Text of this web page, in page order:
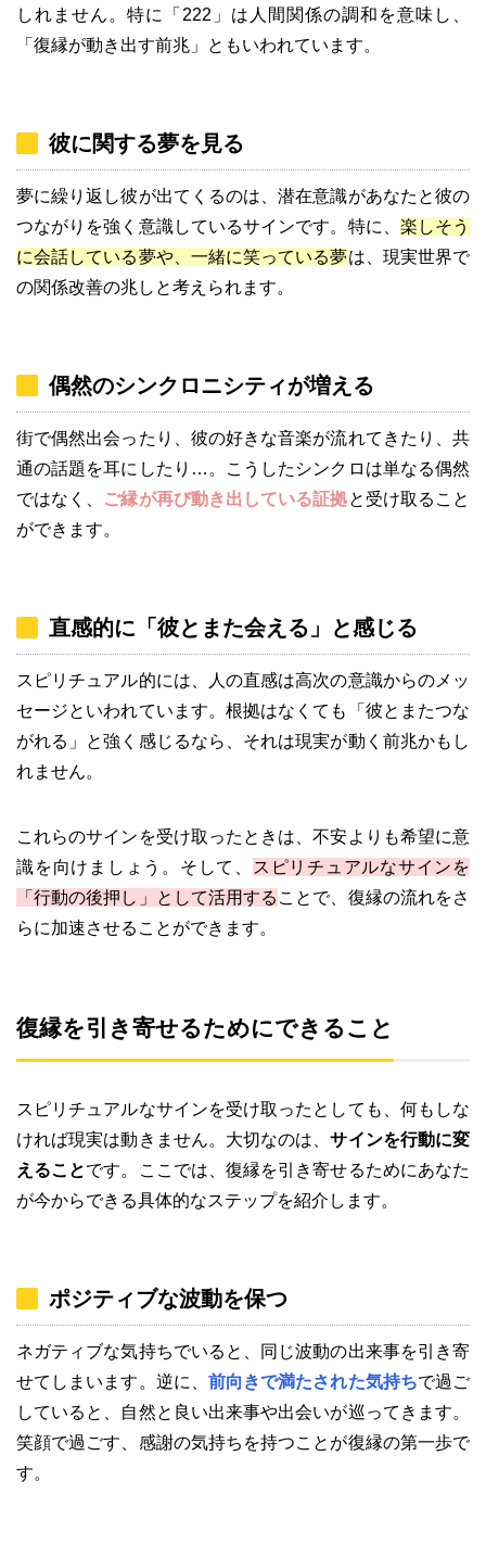
しれません。特に「222」は人間関係の調和を意味し、
「復縁が動き出す前兆」ともいわれています。
彼に関する夢を見る
夢に繰り返し彼が出てくるのは、潜在意識があなたと彼の
つながりを強く意識しているサインです。特に、 楽しそう
に会話している夢や、一緒に笑っている夢は、現実世界で
の関係改善の兆しと考えられます。
偶然のシンクロニシティが増える
街で偶然出会ったり、彼の好きな音楽が流れてきたり、共
通の話題を耳にしたり…。こうしたシンクロは単なる偶然
ではなく、 ご縁が再び動き出している証拠と受け取ること
ができます。
直感的に「彼とまた会える」と感じる
スピリチュアル的には、人の直感は高次の意識からのメッ
セージといわれています。根拠はなくても「彼とまたつな
がれる」と強く感じるなら、それは現実が動く前兆かもし
れません。
これらのサインを受け取ったときは、不安よりも希望に意
識を向けましょう。そして、
スピリチュアルなサインを
「行動の後押し」として活用する ことで、復縁の流れをさ
らに加速させることができます。
復縁を引き寄せるためにできること
スピリチュアルなサインを受け取ったとしても、何もしな
ければ現実は動きません。大切なのは、サインを行動に変
えることです。ここでは、復縁を引き寄せるためにあなた
が今からできる具体的なステップを紹介します。
ポジティブな波動を保つ
ネガティブな気持ちでいると、同じ波動の出来事を引き寄
せてしまいます。逆に、 前向きで満たされた気持ちで過ご
していると、自然と良い出来事や出会いが巡ってきます。
笑顔で過ごす、感謝の気持ちを持つことが復縁の第一歩で
す。